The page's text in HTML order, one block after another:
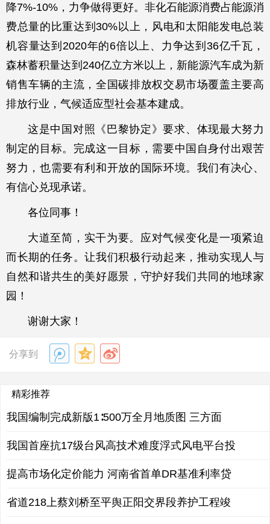
降7%-10%，力争做得更好。非化石能源消费占能源消
费总量的比重达到30%以上，风电和太阳能发电总装
机容量达到2020年的6倍以上、力争达到36亿千瓦，
森林蓄积量达到240亿立方米以上，新能源汽车成为新
销售车辆的主流，全国碳排放权交易市场覆盖主要高
排放行业，气候适应型社会基本建成。
这是中国对照《巴黎协定》要求、体现最大努力
制定的目标。完成这一目标，需要中国自身付出艰苦
努力，也需要有利和开放的国际环境。我们有决心、
有信心兑现承诺。
各位同事！
大道至简，实干为要。应对气候变化是一项紧迫
而长期的任务。让我们积极行动起来，推动实现人与
自然和谐共生的美好愿景，守护好我们共同的地球家
园！
谢谢大家！
分享到
精彩推荐
我国编制完成新版1∶500万全月地质图 三方面
我国首座抗17级台风高技术难度浮式风电平台投
提高市场化定价能力 河南省首单DR基准利率贷
省道218上蔡刘桥至平舆正阳交界段养护工程竣